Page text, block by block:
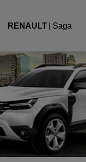
RENAULT | Saga